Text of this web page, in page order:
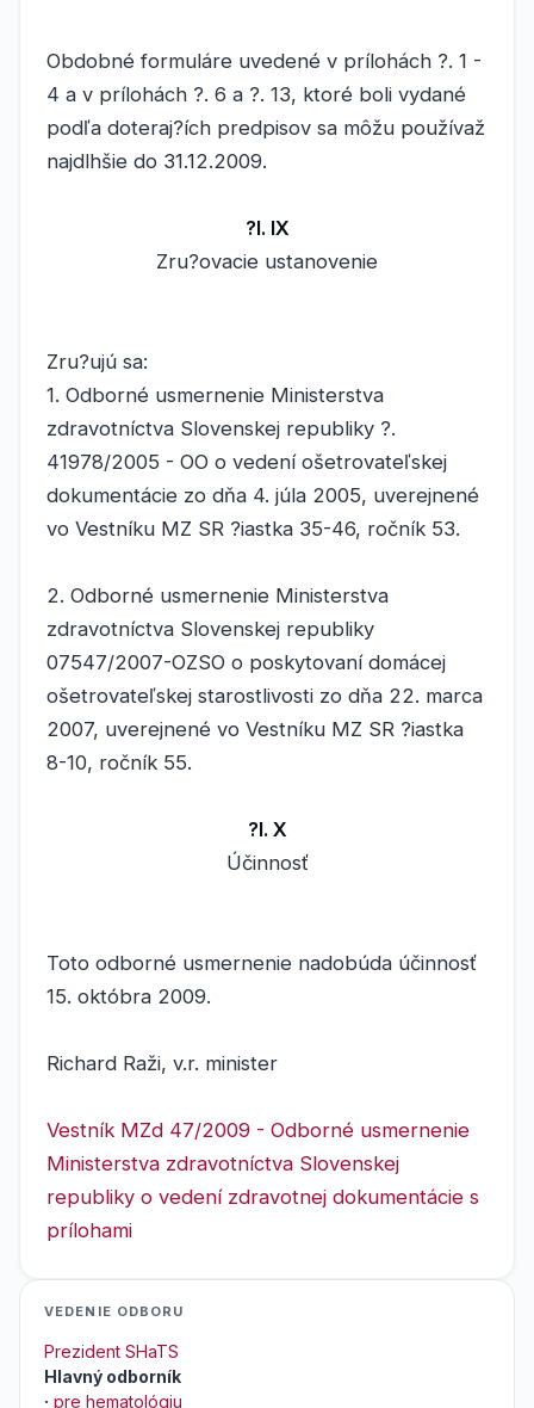
Obdobné formuláre uvedené v prílohách ?. 1 -
4 a v prílohách ?. 6 a ?. 13, ktoré boli vydané
podľa doteraj?ích predpisov sa môžu používaž
najdlhšie do 31.12.2009.
?l. IX
Zru?ovacie ustanovenie
Zru?ujú sa:
1. Odborné usmernenie Ministerstva
zdravotníctva Slovenskej republiky ?.
41978/2005 - OO o vedení ošetrovateľskej
dokumentácie zo dňa 4. júla 2005, uverejnené
vo Vestníku MZ SR ?iastka 35-46, ročník 53.
2. Odborné usmernenie Ministerstva
zdravotníctva Slovenskej republiky
07547/2007-OZSO o poskytovaní domácej
ošetrovateľskej starostlivosti zo dňa 22. marca
2007, uverejnené vo Vestníku MZ SR ?iastka
8-10, ročník 55.
?l. X
Účinnosť
Toto odborné usmernenie nadobúda účinnosť
15. októbra 2009.
Richard Raži, v.r. minister
Vestník MZd 47/2009 - Odborné usmernenie
Ministerstva zdravotníctva Slovenskej
republiky o vedení zdravotnej dokumentácie s
prílohami
VEDENIE ODBORU
Prezident SHaTS
Hlavný odborník
· pre hematológiu